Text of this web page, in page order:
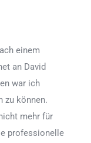
einem
an David
war ich
zu können.
mehr für
professionelle